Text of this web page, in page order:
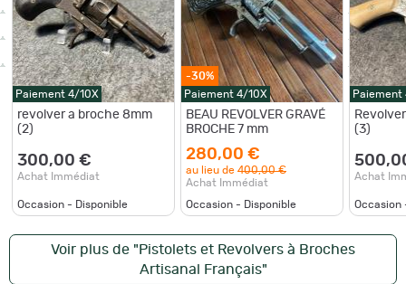
Paiement 4/10X
revolver a broche 8mm
(2)
300,00 €
Achat Immédiat
Occasion - Disponible
-30%
Paiement 4/10X
BEAU REVOLVER GRAVÉ
BROCHE 7 mm
280,00 €
au lieu de 400,00 €
Achat Immédiat
Occasion - Disponible
(3)
Achat
Occasion
Voir plus de "Pistolets et Revolvers à Broches
Artisanal Français"